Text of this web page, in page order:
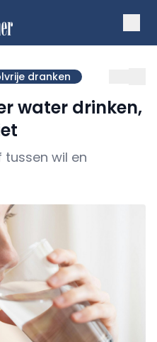
dranken
water drinken,
tussen wil en